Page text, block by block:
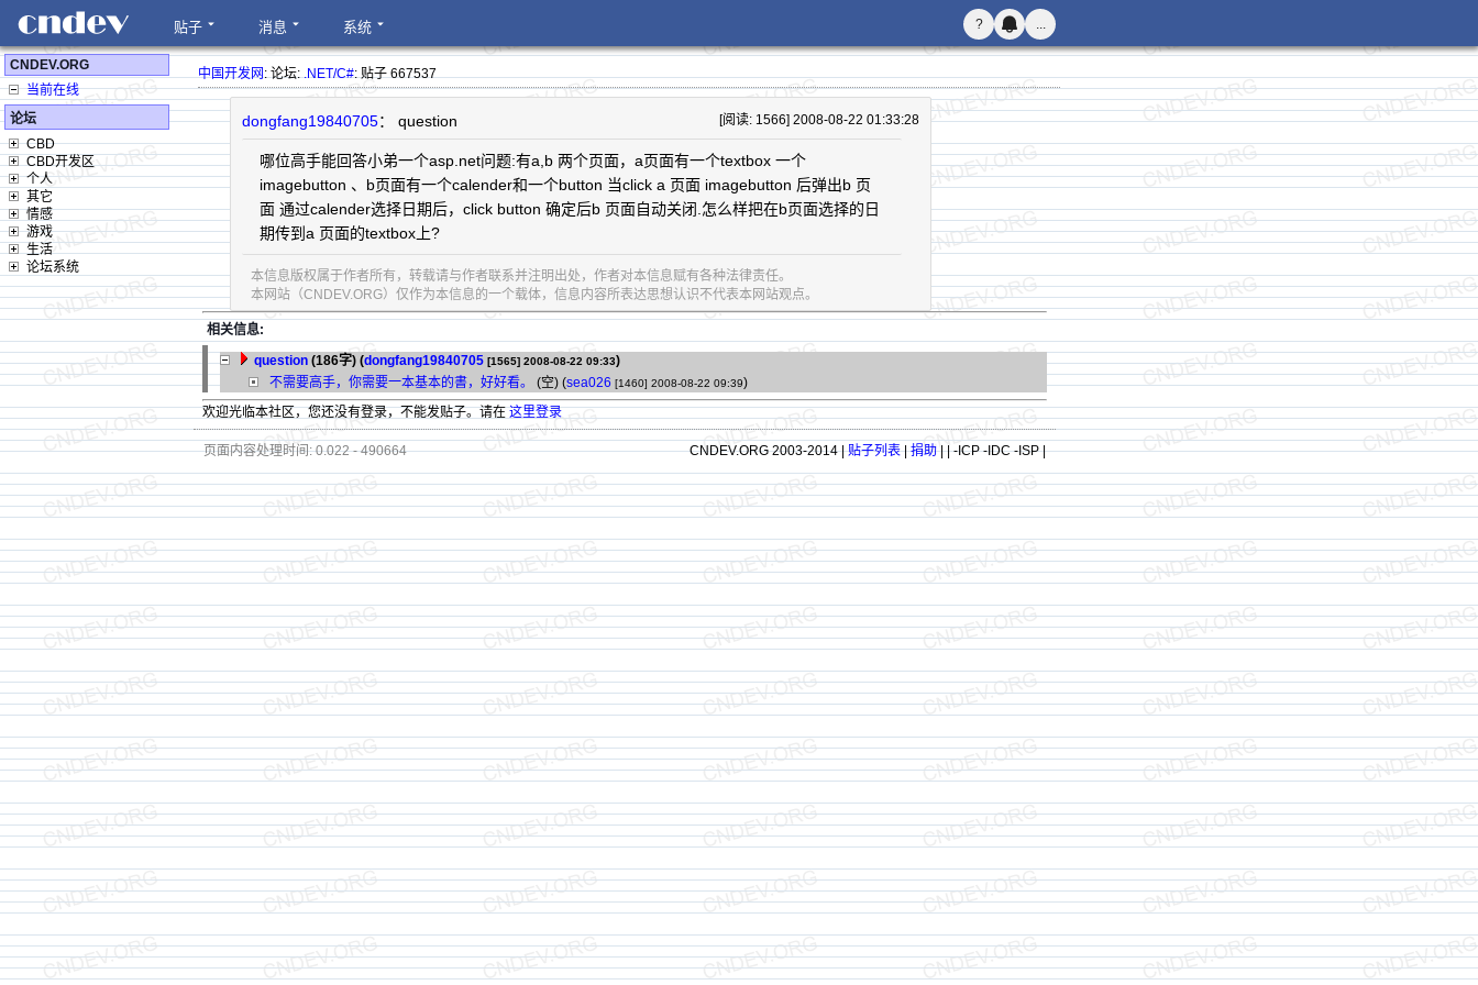
贴子 消息 系统 ? ...
CNDEV.ORG
当前在线
论坛
CBD
CBD开发区
个人
其它
情感
游戏
生活
论坛系统
中国开发网: 论坛:.NET/C#: 贴子 667537
dongfang19840705： question [阅读: 1566] 2008-08-22 01:33:28
哪位高手能回答小弟一个asp.net问题:有a,b 两个页面，a页面有一个textbox 一个
imagebutton 、b页面有一个calender和一个button 当click a 页面 imagebutton 后弹出b 页
面 通过calender选择日期后，click button 确定后b 页面自动关闭.怎么样把在b页面选择的日
期传到a 页面的textbox上?
本信息版权属于作者所有，转载请与作者联系并注明出处，作者对本信息赋有各种法律责任。
本网站（CNDEV.ORG）仅作为本信息的一个载体，信息内容所表达思想认识不代表本网站观点。
相关信息:
question (186字) (dongfang19840705 [1565] 2008-08-22 09:33)
不需要高手，你需要一本基本的書，好好看。
(空) (sea026 [1460] 2008-08-22 09:39)
欢迎光临本社区，您还没有登录，不能发贴子。请在这里登录
页面内容处理时间: 0.022 - 490664 CNDEV.ORG 2003-2014 |贴子列表|捐助|| -ICP -IDC -ISP |